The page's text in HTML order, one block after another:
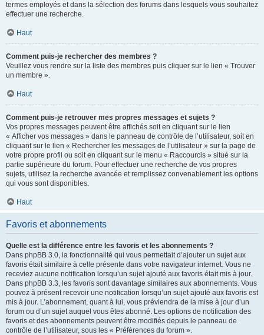
termes employés et dans la sélection des forums dans lesquels vous souhaitez
effectuer une recherche.
Haut
Comment puis-je rechercher des membres ?
Veuillez vous rendre sur la liste des membres puis cliquer sur le lien « Trouver
un membre ».
Haut
Comment puis-je retrouver mes propres messages et sujets ?
Vos propres messages peuvent être affichés soit en cliquant sur le lien
« Afficher vos messages » dans le panneau de contrôle de l’utilisateur, soit en
cliquant sur le lien « Rechercher les messages de l’utilisateur » sur la page de
votre propre profil ou soit en cliquant sur le menu « Raccourcis » situé sur la
partie supérieure du forum. Pour effectuer une recherche de vos propres
sujets, utilisez la recherche avancée et remplissez convenablement les options
qui vous sont disponibles.
Haut
Favoris et abonnements
Quelle est la différence entre les favoris et les abonnements ?
Dans phpBB 3.0, la fonctionnalité qui vous permettait d’ajouter un sujet aux
favoris était similaire à celle présente dans votre navigateur internet. Vous ne
receviez aucune notification lorsqu’un sujet ajouté aux favoris était mis à jour.
Dans phpBB 3.3, les favoris sont davantage similaires aux abonnements. Vous
pouvez à présent recevoir une notification lorsqu’un sujet ajouté aux favoris est
mis à jour. L’abonnement, quant à lui, vous préviendra de la mise à jour d’un
forum ou d’un sujet auquel vous êtes abonné. Les options de notification des
favoris et des abonnements peuvent être modifiés depuis le panneau de
contrôle de l’utilisateur, sous les « Préférences du forum ».